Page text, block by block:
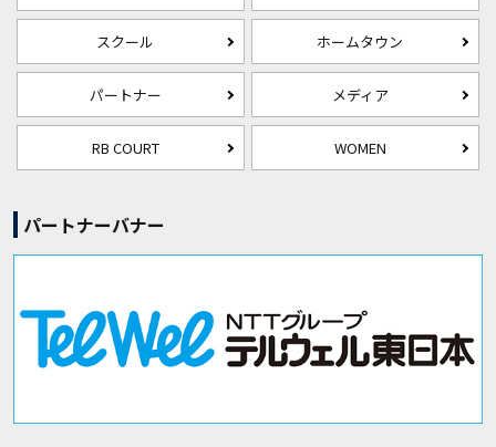
スクール ホームタウン
パートナー メディア
RB COURT WOMEN
パートナーバナー